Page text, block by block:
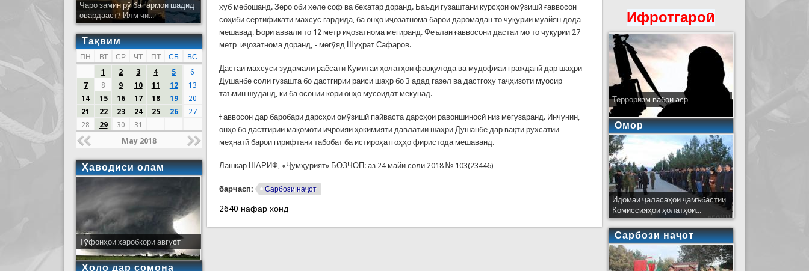
хуб мебошанд. Зеро оби хеле соф ва бехатар доранд. Баъди гузаштани курсҳои омӯзишӣ ғаввосон
соҳиби сертификати махсус гардида, ба онҳо иҷозатнома барои даромадан то чуқурии муайян дода
мешавад. Бори аввали то 12 метр иҷозатнома мегиранд. Феълан ғаввосони дастаи мо то чуқурии 27
метр иҷозатнома доранд, - мегӯяд Шуҳрат Сафаров.
Дастаи махсуси зудамали раёсати Кумитаи ҳолатҳои фавқулода ва мудофиаи гражданӣ дар шаҳри
Душанбе соли гузашта бо дастгирии раиси шаҳр бо 3 адад газел ва дастгоҳу таҷҳизоти муосир
таъмин шуданд, ки ба осонии кори онҳо мусоидат мекунад.
Ғаввосон дар баробари дарсҳои омӯзишӣ пайваста дарсҳои равоншиносӣ низ мегузаранд. Инчунин,
онҳо бо дастгирии мақомоти иҷроияи ҳокимияти давлатии шаҳри Душанбе дар вақти рухсатии
меҳнатӣ барои гирифтани табобат ба истироҳатгоҳҳо фиристода мешаванд.
Лашкар ШАРИФ, «Ҷумҳурият» БОЗЧОП: аз 24 майи соли 2018 № 103(23446)
барчасп: Сарбози наҷот
2640 нафар хонд
Чаро замин рӯ ба гармои шадид
овардааст? Илм чӣ...
Тақвим
ПН ВТ СР ЧТ ПТ СБ
ВС
1
2 3 4 5
6
7
8 9 10 11 12
13
14
15 16 17 18 19
20
21
22 23 24 25 26
27
28
29 30 31
May 2018
Ҳаводиси олам
Тӯфонҳои харобкори август
Ҳоло дар сомона
Ифротгароӣ
Терроризм вабои аср
Омор
Идомаи ҷаласаҳои ҷамъбастии
Комиссияҳои ҳолатҳои...
Сарбози наҷот